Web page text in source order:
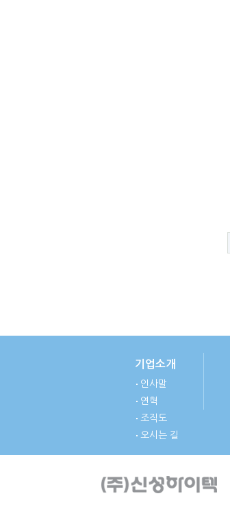
기업소개
인사말
연혁
조직도
오시는 길